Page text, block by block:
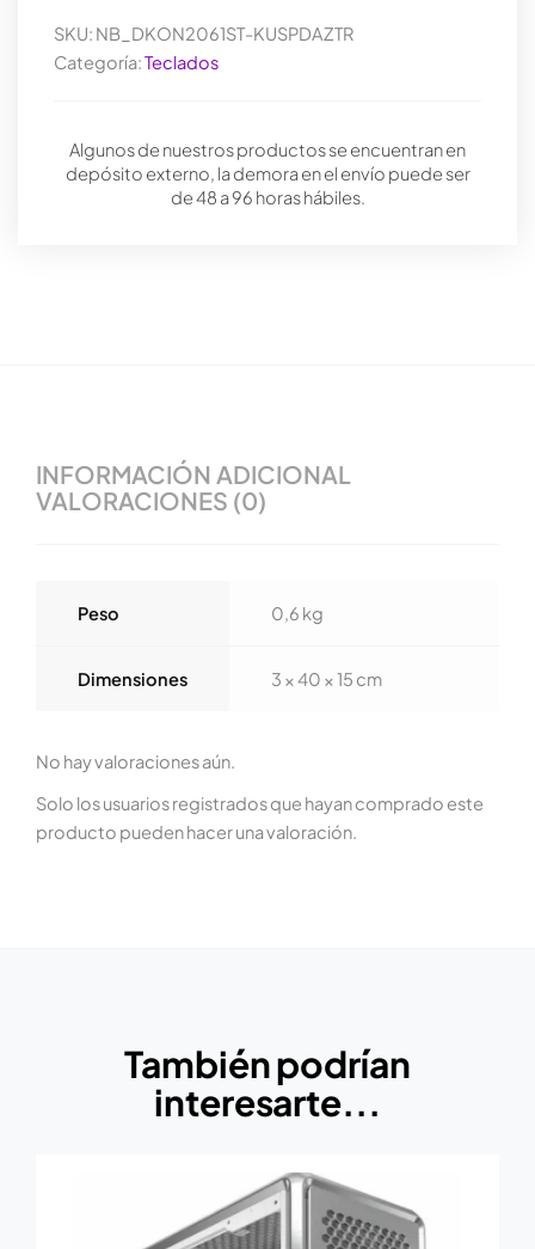
SKU: NB_DKON2061ST-KUSPDAZTR
Categoría:Teclados
Algunos de nuestros productos se encuentran en
depósito externo, la demora en el envío puede ser
de 48 a 96 horas hábiles.
INFORMACIÓN ADICIONAL
VALORACIONES (0)
Peso 0,6 kg
Dimensiones 3 × 40 × 15 cm
No hay valoraciones aún.
Solo los usuarios registrados que hayan comprado este
producto pueden hacer una valoración.
También podrían
interesarte...